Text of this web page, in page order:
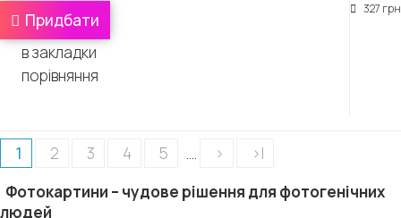
327 грн
Придбати
в закладки
порівняння
1 2 3 4 5 .... >
>|
Фотокартини – чудове рішення для фотогенічних
людей